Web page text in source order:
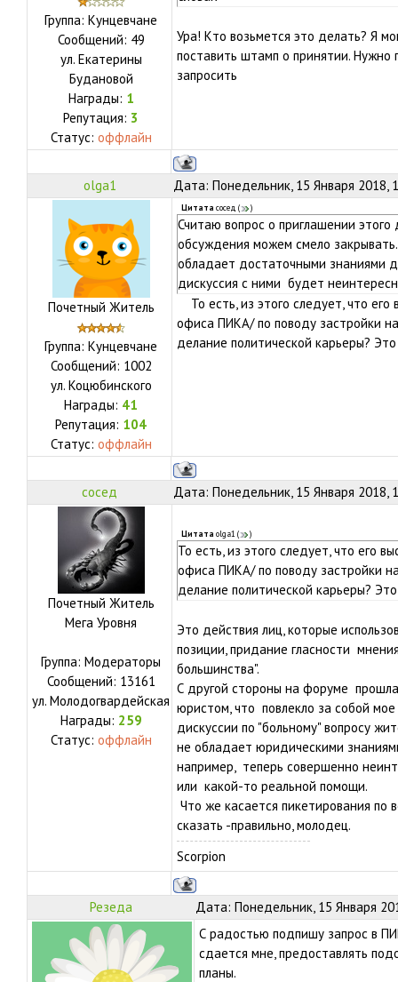
Группа: Кунцевчане
Сообщений: 49
ул. Екатерины
Будановой
Награды: 1
Репутация: 3
Статус: оффлайн
Ура! Кто возьмется это делать? Я
поставить штамп о принятии.
запросить
olga1 Дата: Понедельник, 15 Января 2018,
Почетный Житель
Группа: Кунцевчане
Сообщений: 1002
ул. Коцюбинского
Награды: 41
Репутация: 104
Статус: оффлайн
Цитата сосед ( )
Считаю вопрос о приглашении
обсуждения можем смело
обладает достаточными знаниями
дискуссия с ними будет
То есть, из этого следует, что
офиса ПИКА/ по поводу застройки
делание политической карьеры?
сосед Дата: Понедельник, 15 Января 2018,
Почетный Житель
Мега Уровня
Группа: Модераторы
Сообщений: 13161
ул. Молодогвардейская
Награды: 259
Статус: оффлайн
Цитата olga1( )
То есть, из этого следует, что его
офиса ПИКА/ по поводу застройки
делание политической карьеры?
Это действия лиц, которые
позиции, придание гласности
большинства".
С другой стороны на форуме
юристом, что повлекло за собой
дискуссии по "больному" вопросу
не обладает юридическими
например, теперь совершенно
или какой-то реальной помощи.
Что же касается пикетирования по
сказать -правильно, молодец.
Scorpion
Резеда Дата: Понедельник, 15 Января
С радостью подпишу запрос в
сдается мне, предоставлять
планы.